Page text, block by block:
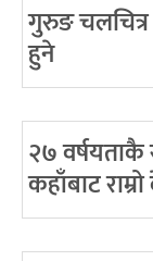
गुरुङ चलचित्र
हुने
२७
कहाँबाट